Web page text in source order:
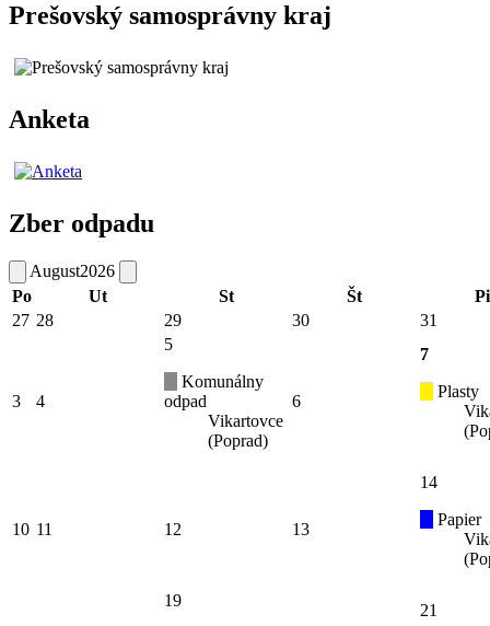
Prešovský samosprávny kraj
Anketa
Zber odpadu
August2026
Po
Ut St Št
Pi
27 28 29 30 31
3 4
5
Komunálny
odpad
Vikartovce
(Poprad)
6
7
Plasty
10 11 12 13
14
Papier
19
21